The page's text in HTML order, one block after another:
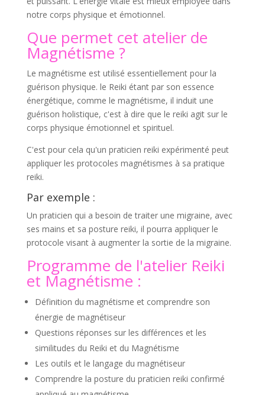
notre corps physique et émotionnel.
Que permet cet atelier de
Magnétisme ?
Le magnétisme est utilisé essentiellement pour la
guérison physique. le Reiki étant par son essence
énergétique, comme le magnétisme, il induit une
guérison holistique, c'est à dire que le reiki agit sur le
corps physique émotionnel et spirituel.
C'est pour cela qu'un praticien reiki expérimenté peut
appliquer les protocoles magnétismes à sa pratique
reiki.
Par exemple :
Un praticien qui a besoin de traiter une migraine, avec
ses mains et sa posture reiki, il pourra appliquer le
protocole visant à augmenter la sortie de la migraine.
Programme de l'atelier Reiki
et Magnétisme :
Définition du magnétisme et comprendre son
énergie de magnétiseur
Questions réponses sur les différences et les
similitudes du Reiki et du Magnétisme
Les outils et le langage du magnétiseur
Comprendre la posture du praticien reiki confirmé